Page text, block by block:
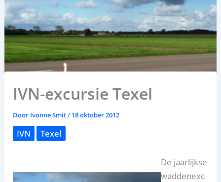
IVN-excursie Texel
Door Ivonne Smit/ 18 oktober 2012
IVN Texel
De jaarlijkse
waddenexc